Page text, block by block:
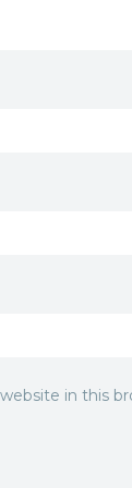
in this